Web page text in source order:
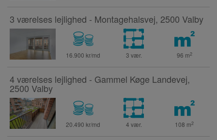
3 værelses lejlighed - Montagehalsvej, 2500 Valby
16.900 kr/md 3 vær. 96 m2
4 værelses lejlighed - Gammel Køge Landevej,
2500 Valby
20.490 kr/md 4 vær. 108 m2